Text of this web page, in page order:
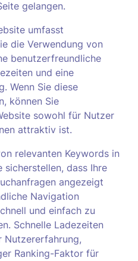
gelangen.
umfasst
die Verwendung von
benutzerfreundliche
und eine
Wenn Sie diese
können Sie
sowohl für Nutzer
attraktiv ist.
relevanten Keywords in
sicherstellen, dass Ihre
angezeigt
Navigation
und einfach zu
Schnelle Ladezeiten
Nutzererfahrung,
Ranking-Faktor für